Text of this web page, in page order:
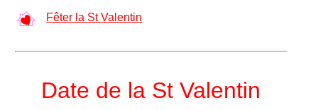
Fêter la St Valentin
Date de la St Valentin